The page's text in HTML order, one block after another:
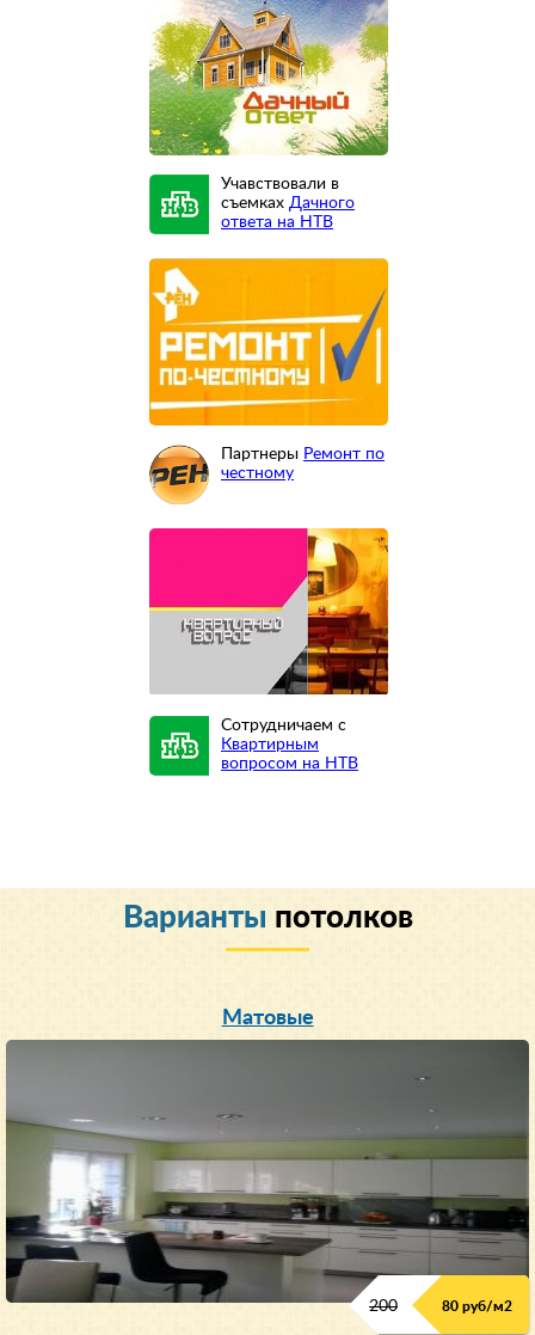
Учавствовали в
съемках Дачного
ответа на НТВ
Партнеры Ремонт по
честному
Сотрудничаем с
Квартирным
вопросом на НТВ
Варианты потолков
Матовые
200 80 руб/м2